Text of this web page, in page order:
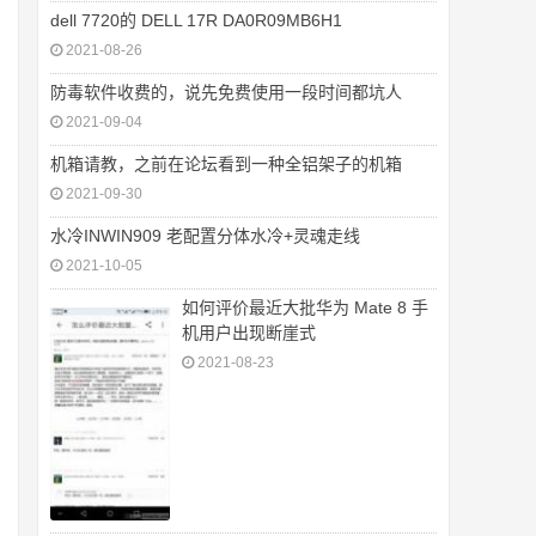
dell 7720的 DELL 17R DA0R09MB6H1
2021-08-26
防毒软件收费的，说先免费使用一段时间都坑人
2021-09-04
机箱请教，之前在论坛看到一种全铝架子的机箱
2021-09-30
水冷INWIN909 老配置分体水冷+灵魂走线
2021-10-05
如何评价最近大批华为 Mate 8 手
机用户出现断崖式
2021-08-23